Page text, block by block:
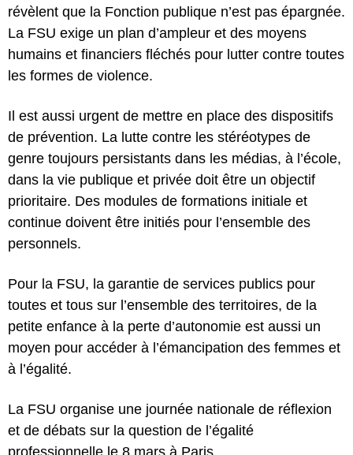
révèlent que la Fonction publique n’est pas épargnée.
La FSU exige un plan d’ampleur et des moyens
humains et financiers fléchés pour lutter contre toutes
les formes de violence.
Il est aussi urgent de mettre en place des dispositifs
de prévention. La lutte contre les stéréotypes de
genre toujours persistants dans les médias, à l’école,
dans la vie publique et privée doit être un objectif
prioritaire. Des modules de formations initiale et
continue doivent être initiés pour l’ensemble des
personnels.
Pour la FSU, la garantie de services publics pour
toutes et tous sur l’ensemble des territoires, de la
petite enfance à la perte d’autonomie est aussi un
moyen pour accéder à l’émancipation des femmes et
à l’égalité.
La FSU organise une journée nationale de réflexion
et de débats sur la question de l’égalité
professionnelle le 8 mars à Paris.